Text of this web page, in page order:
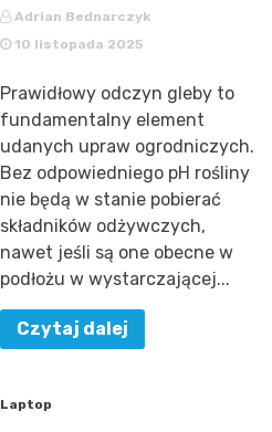
Adrian Bednarczyk
10 listopada 2025
Prawidłowy odczyn gleby to
fundamentalny element
udanych upraw ogrodniczych.
Bez odpowiedniego pH rośliny
nie będą w stanie pobierać
składników odżywczych,
nawet jeśli są one obecne w
podłożu w wystarczającej...
Czytaj dalej
Laptop